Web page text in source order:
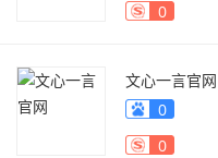
0
文心一言官网
0
0